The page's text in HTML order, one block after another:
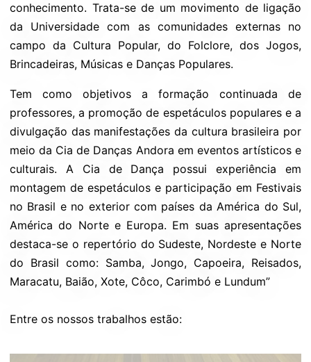
conhecimento. Trata-se de um movimento de ligação
da Universidade com as comunidades externas no
campo da Cultura Popular, do Folclore, dos Jogos,
Brincadeiras, Músicas e Danças Populares.
Tem como objetivos a formação continuada de
professores, a promoção de espetáculos populares e a
divulgação das manifestações da cultura brasileira por
meio da Cia de Danças Andora em eventos artísticos e
culturais. A Cia de Dança possui experiência em
montagem de espetáculos e participação em Festivais
no Brasil e no exterior com países da América do Sul,
América do Norte e Europa. Em suas apresentações
destaca-se o repertório do Sudeste, Nordeste e Norte
do Brasil como: Samba, Jongo, Capoeira, Reisados,
Maracatu, Baião, Xote, Côco, Carimbó e Lundum”
Entre os nossos trabalhos estão: